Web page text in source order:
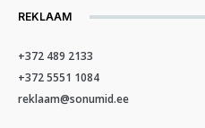
REKLAAM
+372 489 2133
+372 5551 1084
reklaam@sonumid.ee